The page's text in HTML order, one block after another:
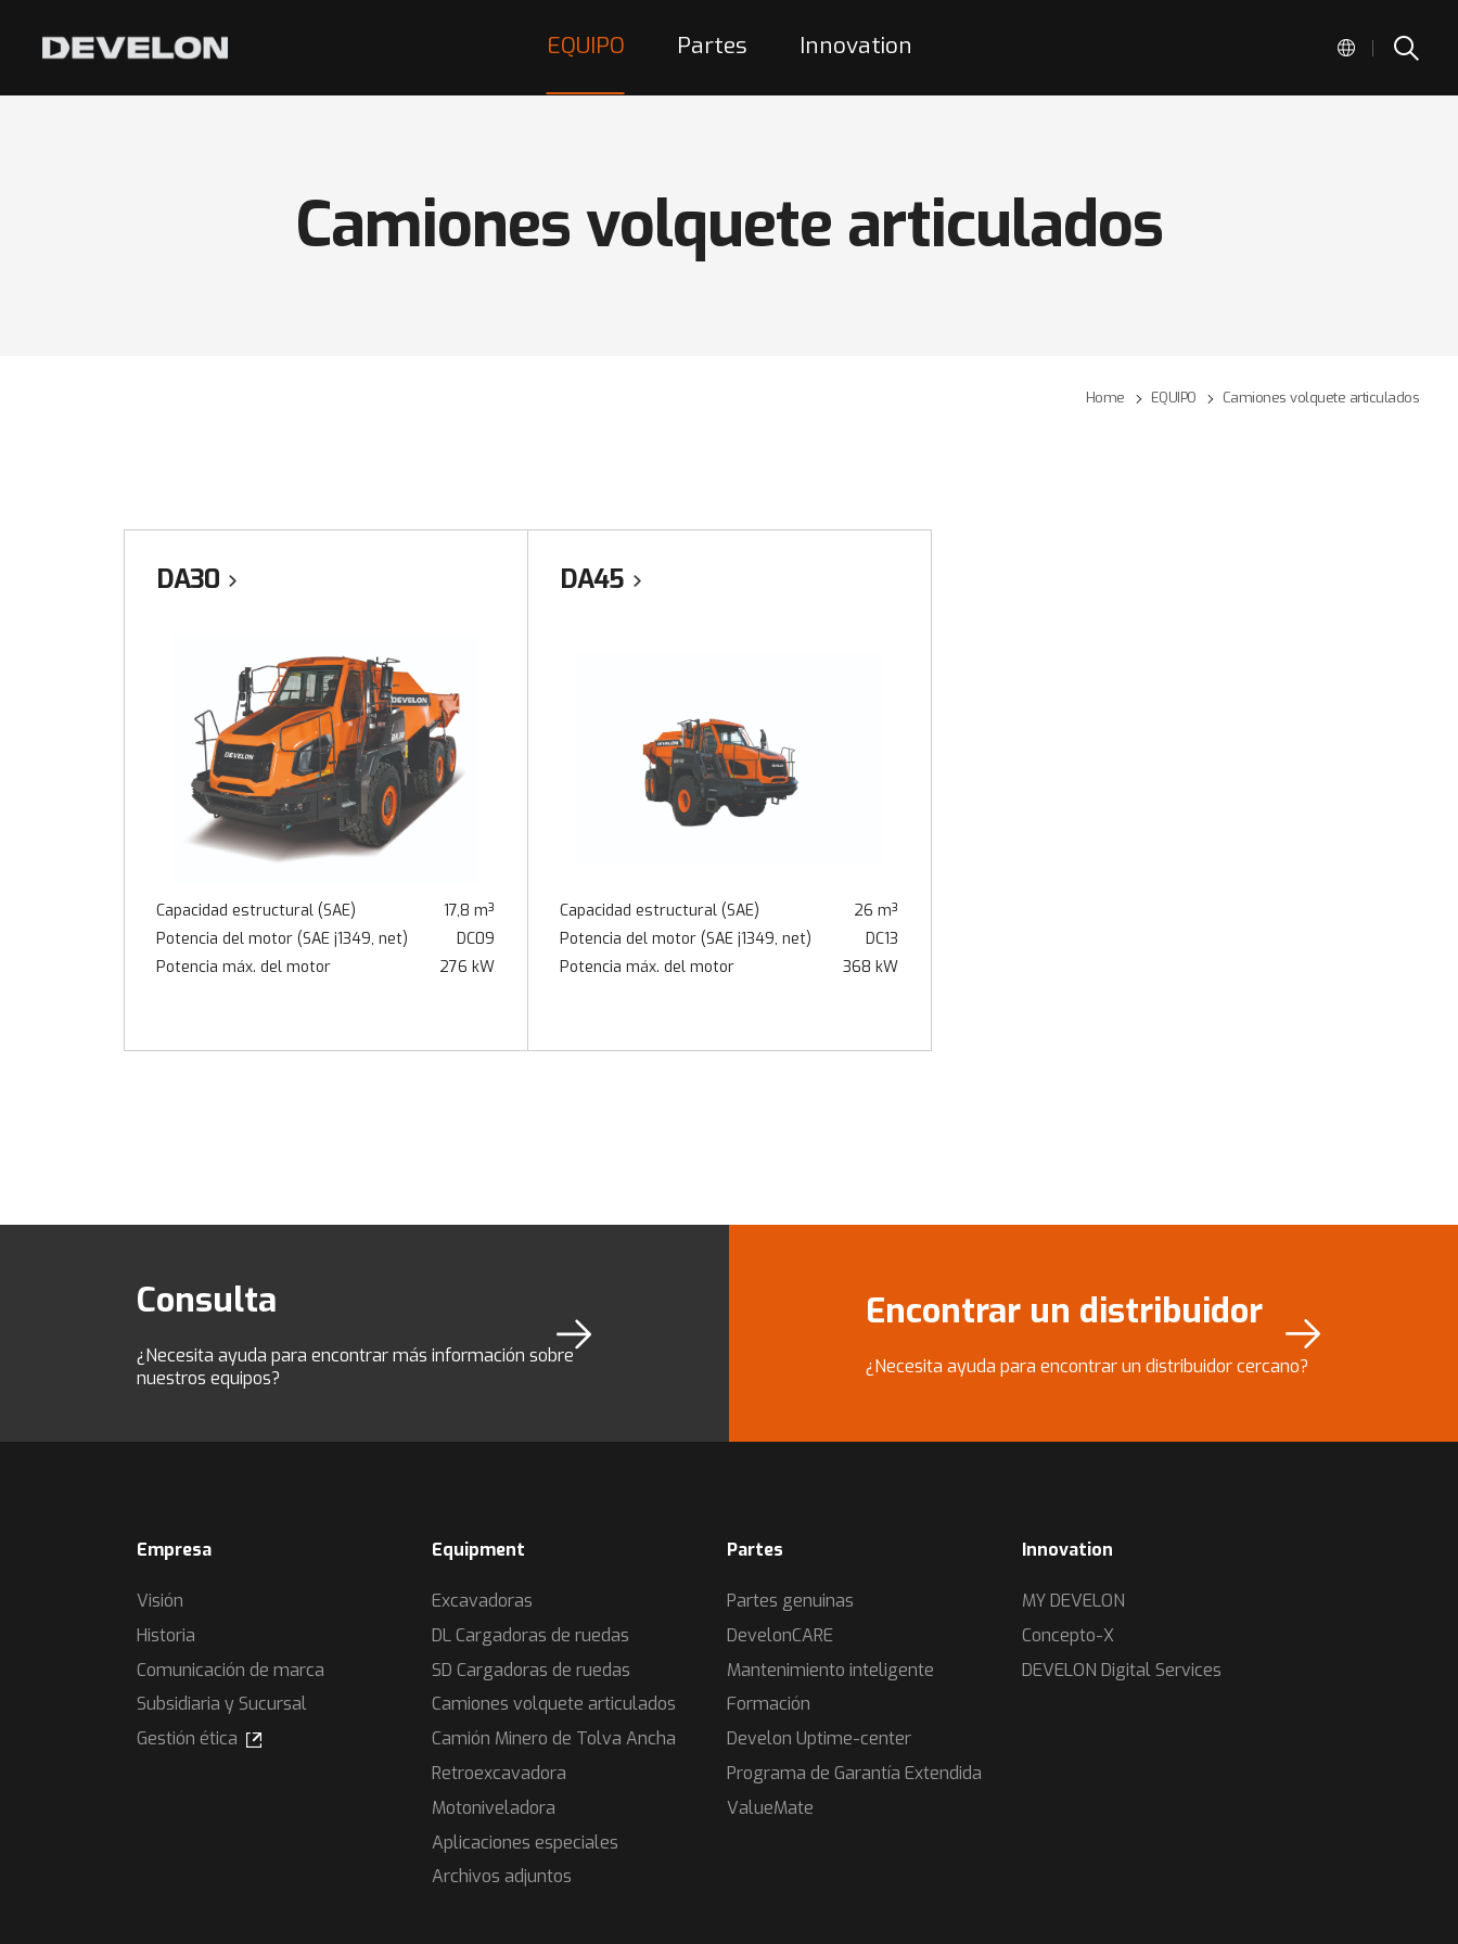
EQUIPO Partes Innovation
Camiones volquete articulados
Home EQUIPO Camiones volquete articulados
DA30
Capacidad estructural (SAE)
17,8 m³
Potencia del motor (SAE j1349, net)
DC09
Potencia máx. del motor
276 kW
DA45
Capacidad estructural (SAE)
26 m³
Potencia del motor (SAE j1349, net)
DC13
Potencia máx. del motor
368 kW
Consulta
¿Necesita ayuda para encontrar más información sobre
nuestros equipos?
Encontrar un distribuidor
¿Necesita ayuda para encontrar un distribuidor cercano?
Empresa
Visión
Historia
Comunicación de marca
Subsidiaria y Sucursal
Gestión ética
Equipment
Excavadoras
DL Cargadoras de ruedas
SD Cargadoras de ruedas
Camiones volquete articulados
Camión Minero de Tolva Ancha
Retroexcavadora
Motoniveladora
Aplicaciones especiales
Archivos adjuntos
Partes
Partes genuinas
DevelonCARE
Mantenimiento inteligente
Formación
Develon Uptime-center
Programa de Garantía Extendida
ValueMate
Innovation
MY DEVELON
Concepto-X
DEVELON Digital Services